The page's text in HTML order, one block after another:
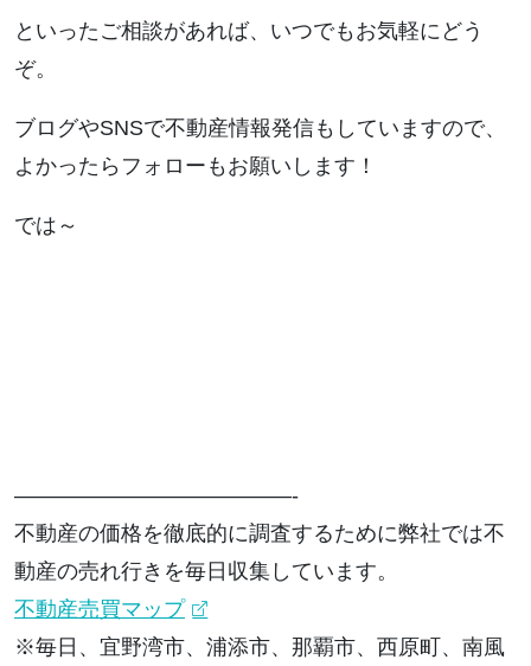
といったご相談があれば、いつでもお気軽にどう
ぞ。
ブログやSNSで不動産情報発信もしていますので、
よかったらフォローもお願いします！
では～
—————————————-
不動産の価格を徹底的に調査するために弊社では不
動産の売れ行きを毎日収集しています。
不動産売買マップ
※毎日、宜野湾市、浦添市、那覇市、西原町、南風